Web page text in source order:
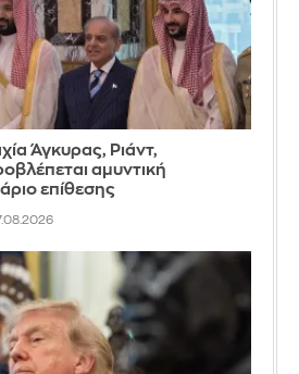
Άγκυρας, Ριάντ,
αμυντική
επίθεσης